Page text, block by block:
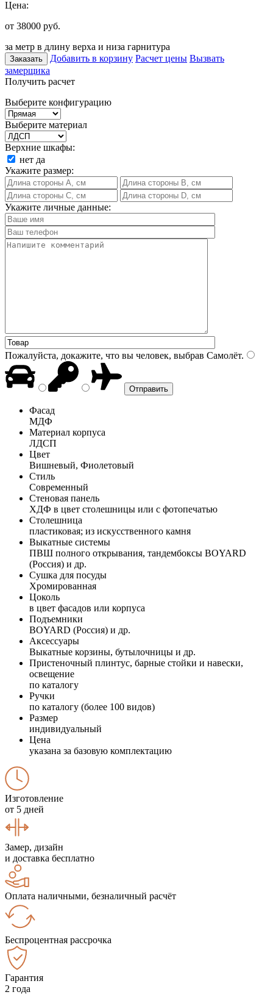
Цена:
от 38000 руб.
за метр в длину верха и низа гарнитура
Заказать Добавить в корзину Расчет цены Вызвать
замерщика
Получить расчет
Выберите конфигурацию
Выберите материал
Верхние шкафы:
нет да
Укажите размер:
Укажите личные данные:
Пожалуйста, докажите, что вы человек, выбрав Самолёт.
Фасад
МДФ
Материал корпуса
ЛДСП
Цвет
Вишневый, Фиолетовый
Стиль
Современный
Стеновая панель
ХДФ в цвет столешницы или с фотопечатью
Столешница
пластиковая; из искусственного камня
Выкатные системы
ПВШ полного открывания, тандембоксы BOYARD
(Россия) и др.
Сушка для посуды
Хромированная
Цоколь
в цвет фасадов или корпуса
Подъемники
BOYARD (Россия) и др.
Аксессуары
Выкатные корзины, бутылочницы и др.
Пристеночный плинтус, барные стойки и навески,
освещение
по каталогу
Ручки
по каталогу (более 100 видов)
Размер
индивидуальный
Цена
указана за базовую комплектацию
Изготовление
от 5 дней
Замер, дизайн
и доставка бесплатно
Оплата наличными, безналичный расчёт
Беспроцентная рассрочка
Гарантия
2 года